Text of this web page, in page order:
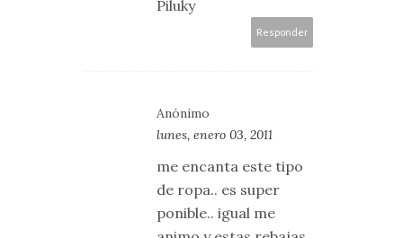
Piluky
Responder
Anónimo
lunes, enero 03, 2011
me encanta este tipo
de ropa.. es super
ponible.. igual me